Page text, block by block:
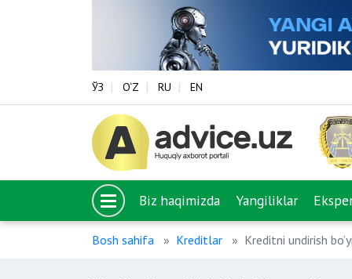
ЎЗ O‘Z RU EN
Biz haqimizda Yangiliklar
Bosh sahifa Kreditlar Kreditni undirish